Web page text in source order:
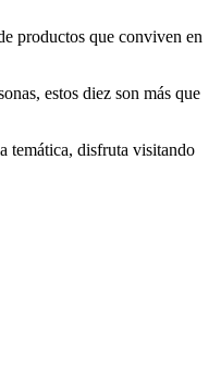
productos que conviven en
estos diez son más que
temática, disfruta visitando